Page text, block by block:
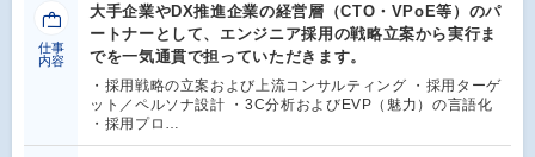
仕事
内容
大手企業やDX推進企業の経営層（CTO・VPoE等）のパ
ートナーとして、エンジニア採用の戦略立案から実行ま
でを一気通貫で担っていただきます。
・採用戦略の立案および上流コンサルティング ・採用ターゲ
ット／ペルソナ設計 ・3C分析およびEVP（魅力）の言語化
・採用プロ…